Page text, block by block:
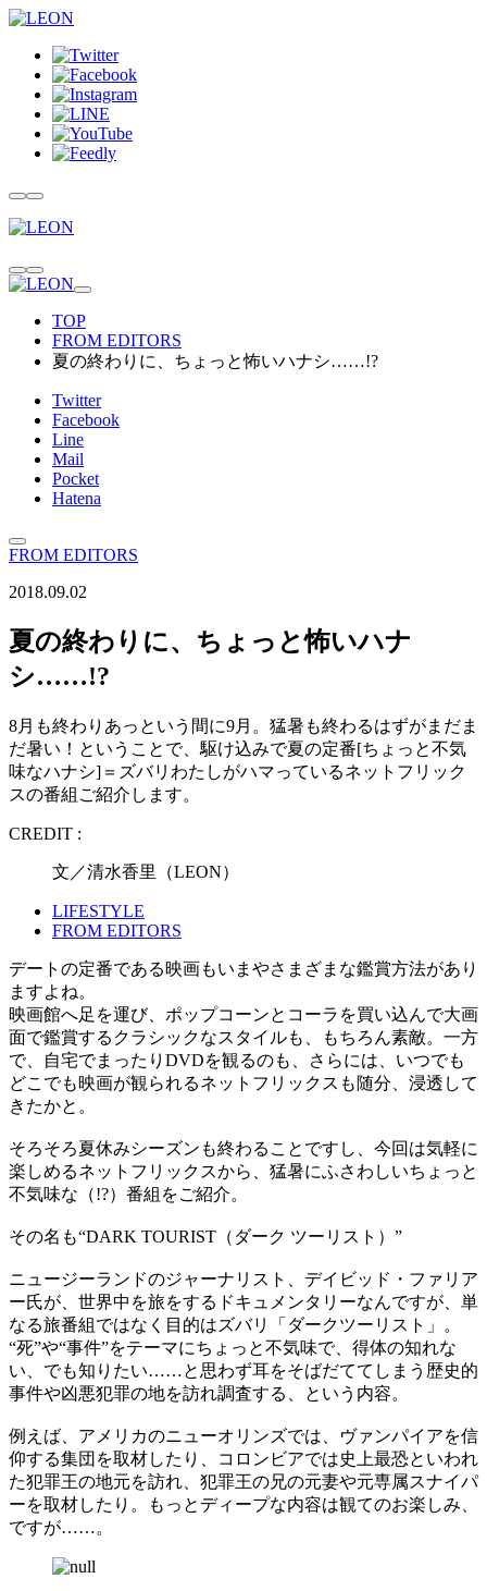
TOP
FROM EDITORS
夏の終わりに、ちょっと怖いハナシ……!?
Twitter
Facebook
Line
Mail
Pocket
Hatena
FROM EDITORS
2018.09.02
夏の終わりに、ちょっと怖いハナ
シ……!?
8月も終わりあっという間に9月。猛暑も終わるはずがまだま
だ暑い！ということで、駆け込みで夏の定番[ちょっと不気
味なハナシ]＝ズバリわたしがハマっているネットフリック
スの番組ご紹介します。
CREDIT :
文／清水香里（LEON）
LIFESTYLE
FROM EDITORS
デートの定番である映画もいまやさまざまな鑑賞方法があり
ますよね。
映画館へ足を運び、ポップコーンとコーラを買い込んで大画
面で鑑賞するクラシックなスタイルも、もちろん素敵。一方
で、自宅でまったりDVDを観るのも、さらには、いつでも
どこでも映画が観られるネットフリックスも随分、浸透して
きたかと。
そろそろ夏休みシーズンも終わることですし、今回は気軽に
楽しめるネットフリックスから、猛暑にふさわしいちょっと
不気味な（!?）番組をご紹介。
その名も“DARK TOURIST（ダーク ツーリスト）”
ニュージーランドのジャーナリスト、デイビッド・ファリア
ー氏が、世界中を旅をするドキュメンタリーなんですが、単
なる旅番組ではなく目的はズバリ「ダークツーリスト」。
“死”や“事件”をテーマにちょっと不気味で、得体の知れな
い、でも知りたい……と思わず耳をそばだててしまう歴史的
事件や凶悪犯罪の地を訪れ調査する、という内容。
例えば、アメリカのニューオリンズでは、ヴァンパイアを信
仰する集団を取材したり、コロンビアでは史上最恐といわれ
た犯罪王の地元を訪れ、犯罪王の兄の元妻や元専属スナイパ
ーを取材したり。もっとディープな内容は観てのお楽しみ、
ですが……。